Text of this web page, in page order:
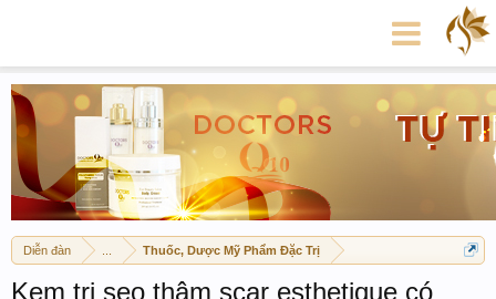
Diễn đàn Thuốc, Dược Mỹ Phẩm Đặc Trị
Kem trị sẹo thâm scar esthetique có